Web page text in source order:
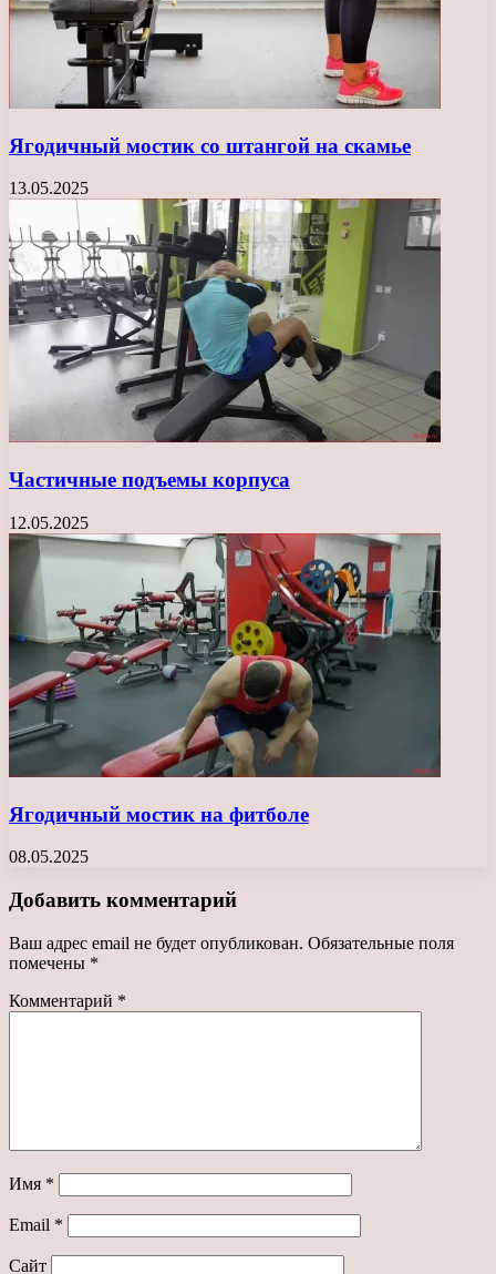
Ягодичный мостик со штангой на скамье
13.05.2025
Частичные подъемы корпуса
12.05.2025
Ягодичный мостик на фитболе
08.05.2025
Добавить комментарий
Ваш адрес email не будет опубликован. Обязательные поля
помечены *
Комментарий *
Имя *
Email *
Сайт